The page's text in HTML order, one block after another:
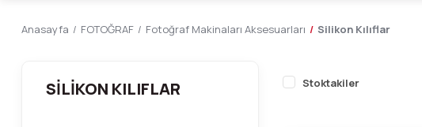
Anasayfa FOTOĞRAF Fotoğraf Makinaları Aksesuarları Silikon Kılıflar
SILIKON KILIFLAR Stoktakiler